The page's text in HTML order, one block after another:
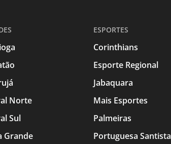
Norte
Sul
Grande
ESPORTES
Corinthians
Esporte Regional
Jabaquara
Mais Esportes
Palmeiras
Portuguesa Santista